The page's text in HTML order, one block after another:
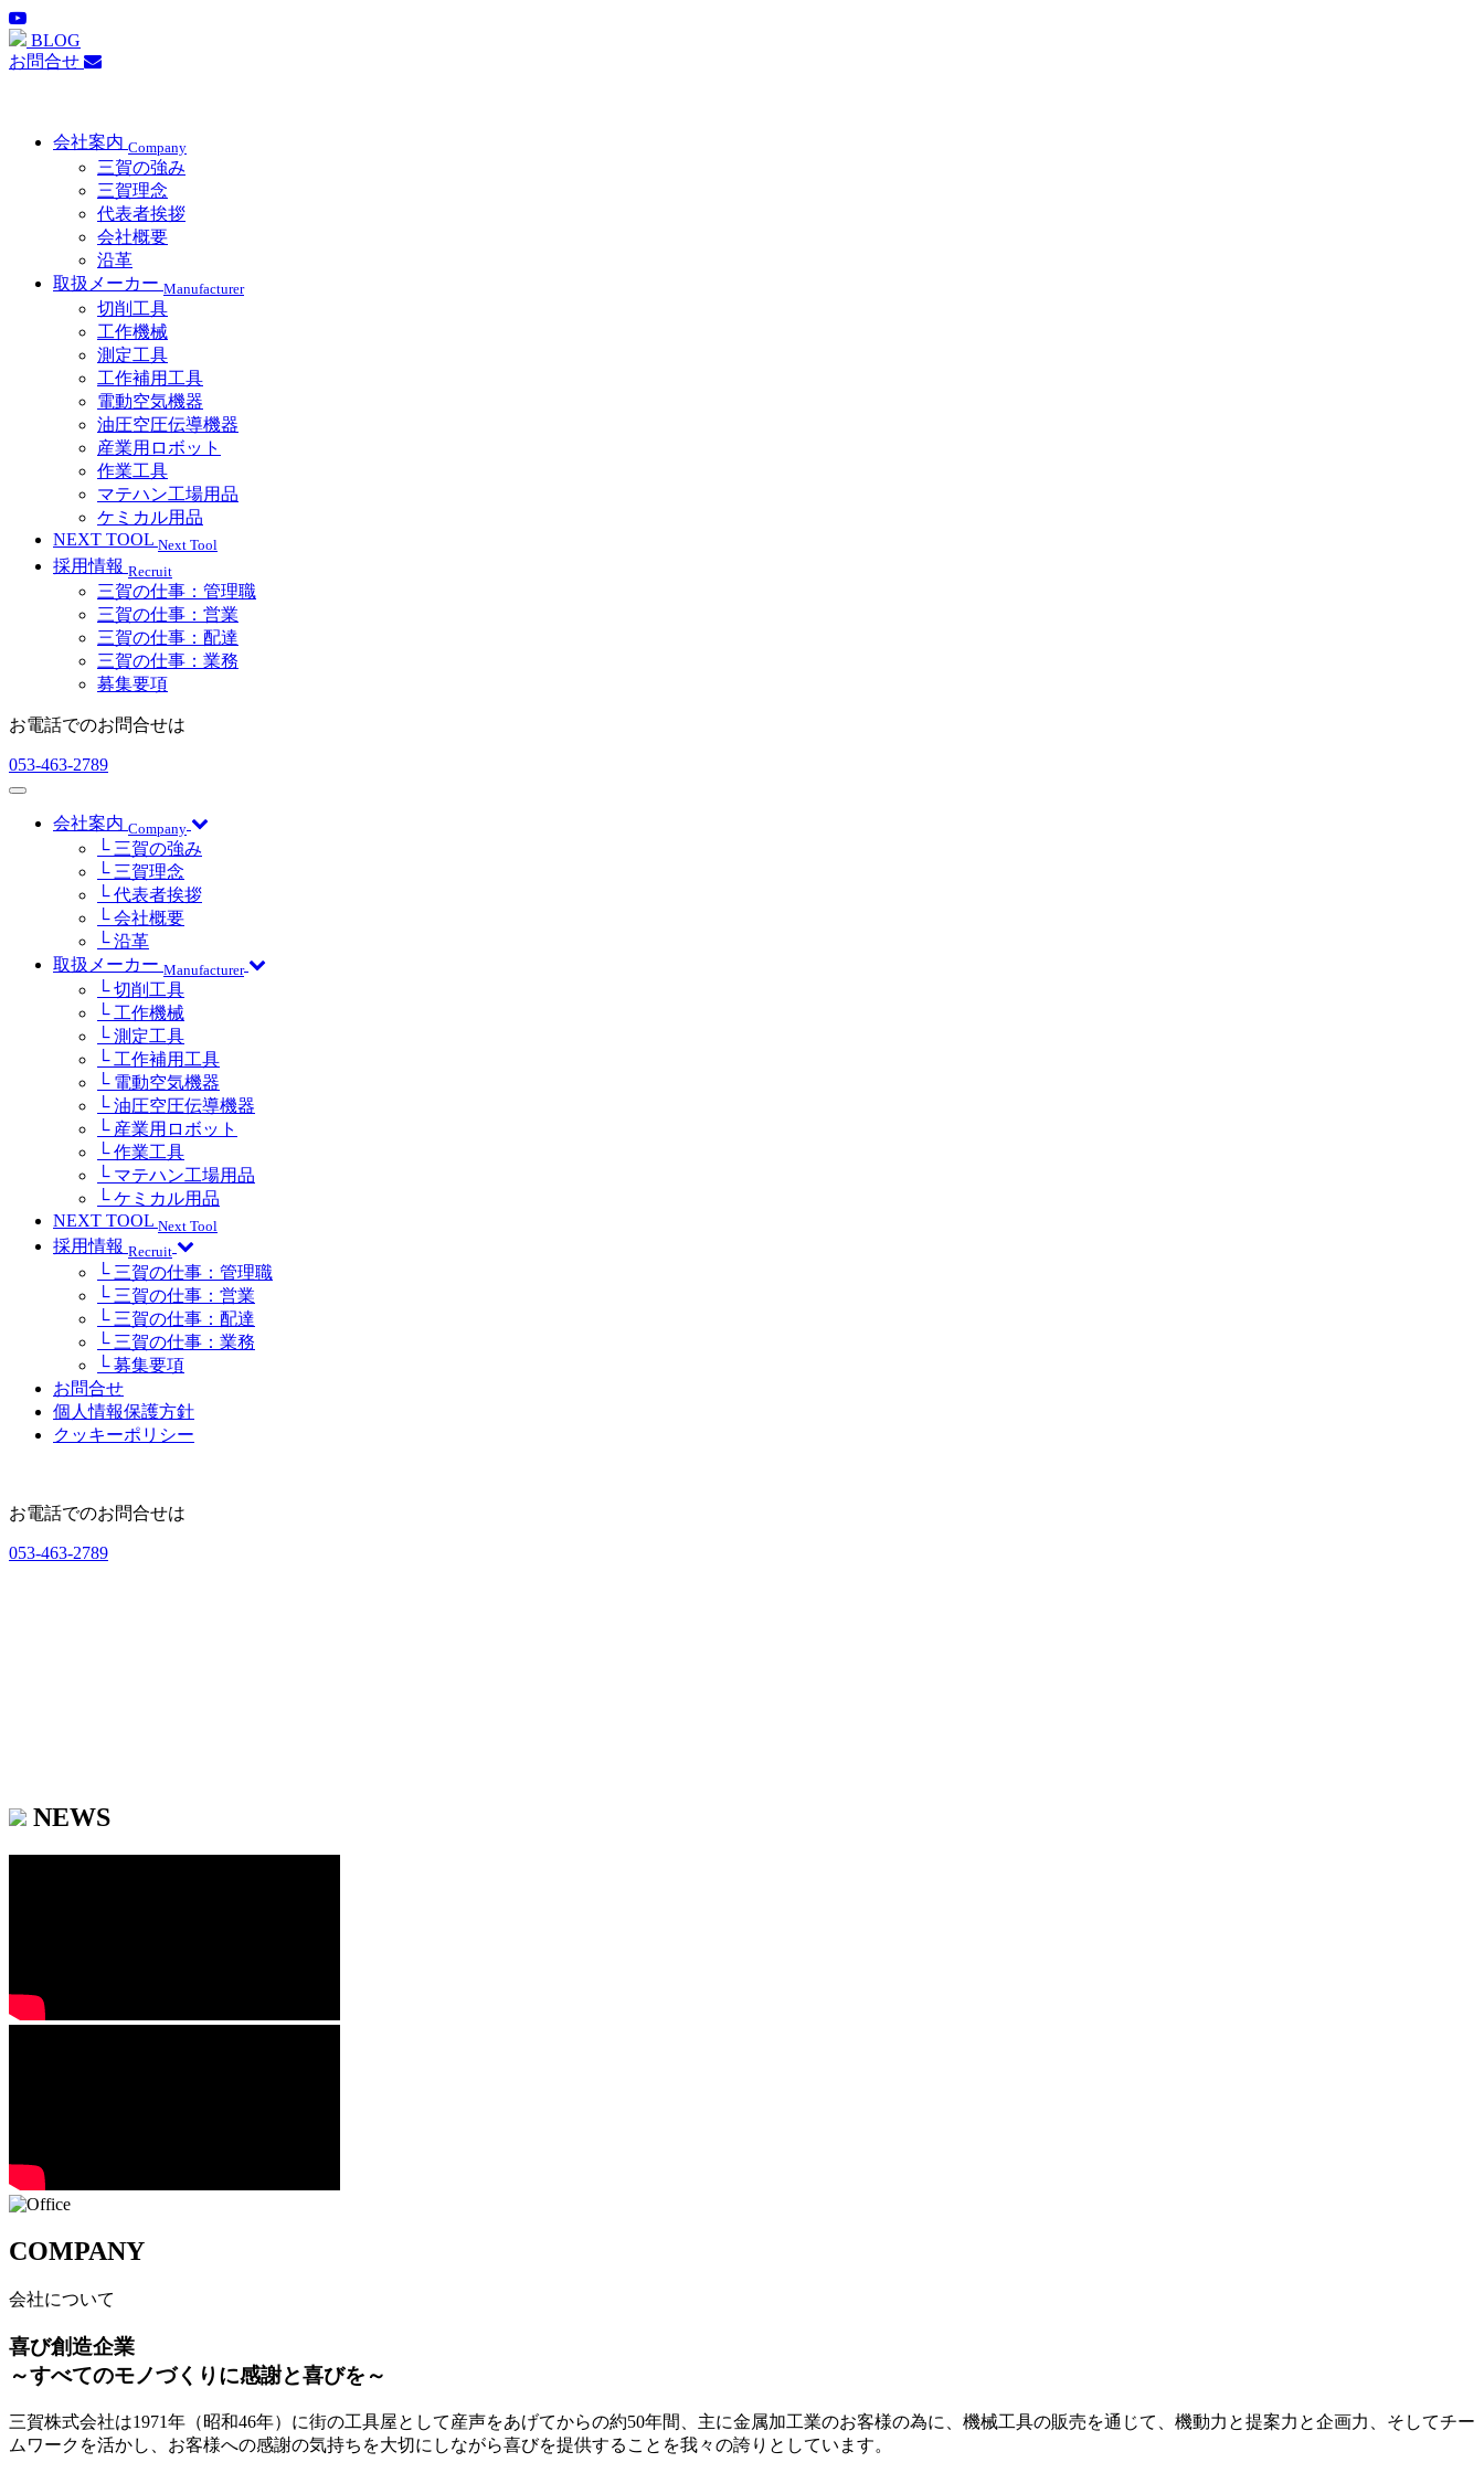
BLOG
お問合せ
会社案内 Company
三賀の強み
三賀理念
代表者挨拶
会社概要
沿革
取扱メーカー Manufacturer
切削工具
工作機械
測定工具
工作補用工具
電動空気機器
油圧空圧伝導機器
産業用ロボット
作業工具
マテハン工場用品
ケミカル用品
NEXT TOOL Next Tool
採用情報 Recruit
三賀の仕事：管理職
三賀の仕事：営業
三賀の仕事：配達
三賀の仕事：業務
募集要項
お電話でのお問合せは
053-463-2789
会社案内 Company
└ 三賀の強み
└ 三賀理念
└ 代表者挨拶
└ 会社概要
└ 沿革
取扱メーカー Manufacturer
└ 切削工具
└ 工作機械
└ 測定工具
└ 工作補用工具
└ 電動空気機器
└ 油圧空圧伝導機器
└ 産業用ロボット
└ 作業工具
└ マテハン工場用品
└ ケミカル用品
NEXT TOOL Next Tool
採用情報 Recruit
└ 三賀の仕事：管理職
└ 三賀の仕事：営業
└ 三賀の仕事：配達
└ 三賀の仕事：業務
└ 募集要項
お問合せ
個人情報保護方針
クッキーポリシー
お電話でのお問合せは
053-463-2789
NEWS
COMPANY
会社について
喜び創造企業
～すべてのモノづくりに感謝と喜びを～
三賀株式会社は1971年（昭和46年）に街の工具屋として産声をあげてからの約50年間、主に金属加工業のお客様の為に、機械工具の販売を通じて、機動力と提案力と企画力、そしてチー
ムワークを活かし、お客様への感謝の気持ちを大切にしながら喜びを提供することを我々の誇りとしています。